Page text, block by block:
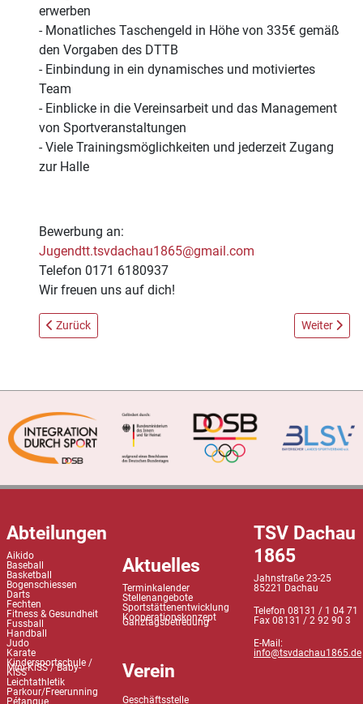
erwerben
- Monatliches Taschengeld in Höhe von 335€ gemäß
den Vorgaben des DTTB
- Einbindung in ein dynamisches und motiviertes
Team
- Einblicke in die Vereinsarbeit und das Management
von Sportveranstaltungen
- Viele Trainingsmöglichkeiten und jederzeit Zugang
zur Halle
Bewerbung an:
Jugendtt.tsvdachau1865@gmail.com
Telefon 0171 6180937
Wir freuen uns auf dich!
Vorheriger Beitrag: Das große Treiben
Zurück Nächster
Weiter
Abteilungen
Aikido
Baseball
Basketball
Bogenschiessen
Darts
Fechten
Fitness & Gesundheit
Fussball
Handball
Judo
Karate
Kindersportschule /
Mini-KiSS / Baby-
KiSS
Leichtathletik
Parkour/Freerunning
Pétanque
Aktuelles
Terminkalender
Stellenangebote
Sportstättenentwicklung
Kooperationskonzept
Ganztagsbetreuung
Verein
Geschäftsstelle
TSV Dachau
1865
Jahnstraße 23-25
85221 Dachau
Telefon 08131 / 1 04 71
Fax 08131 / 2 92 90 3
E-Mail:
info@tsvdachau1865.de